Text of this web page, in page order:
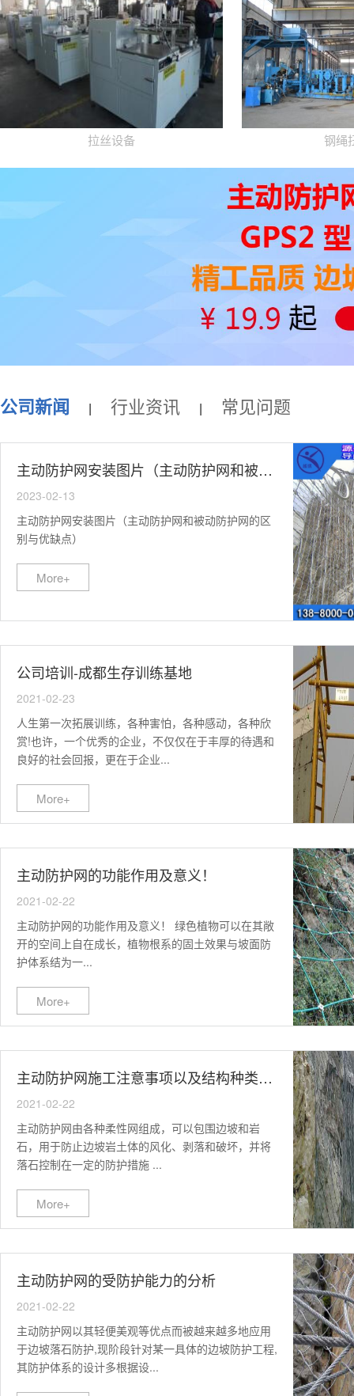
拉丝设备 钢绳
公司新闻 | 行业资讯 | 常见问题
主动防护网安装图片（主动防护网和被动防护网的区别与优缺点）
2023-02-13
主动防护网安装图片（主动防护网和被动防护网的区
别与优缺点）
More+
公司培训-成都生存训练基地
2021-02-23
人生第一次拓展训练，各种害怕，各种感动，各种欣
赏!也许，一个优秀的企业，不仅仅在于丰厚的待遇和
良好的社会回报，更在于企业...
More+
主动防护网的功能作用及意义！
2021-02-22
主动防护网的功能作用及意义！ 绿色植物可以在其敞
开的空间上自在成长，植物根系的固土效果与坡面防
护体系结为一...
More+
主动防护网施工注意事项以及结构种类有哪些？
2021-02-22
主动防护网由各种柔性网组成，可以包围边坡和岩
石，用于防止边坡岩土体的风化、剥落和破坏，并将
落石控制在一定的防护措施 ...
More+
主动防护网的受防护能力的分析
2021-02-22
主动防护网以其轻便美观等优点而被越来越多地应用
于边坡落石防护,现阶段针对某一具体的边坡防护工程,
其防护体系的设计多根据设...